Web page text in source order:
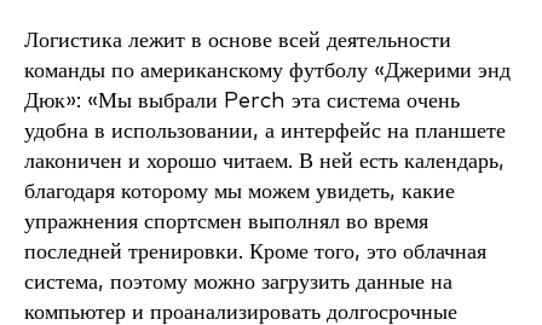
Логистика лежит в основе всей деятельности
команды по американскому футболу «Джерими энд
Дюк»: «Мы выбрали Perch эта система очень
удобна в использовании, а интерфейс на планшете
лаконичен и хорошо читаем. В ней есть календарь,
благодаря которому мы можем увидеть, какие
упражнения спортсмен выполнял во время
последней тренировки. Кроме того, это облачная
система, поэтому можно загрузить данные на
компьютер и проанализировать долгосрочные